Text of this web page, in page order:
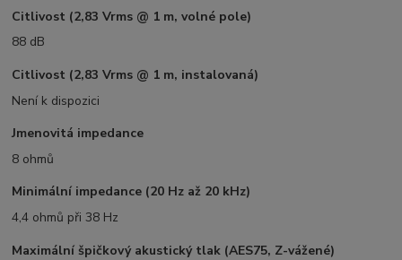
Citlivost (2,83 Vrms @ 1 m, volné pole)
88 dB
Citlivost (2,83 Vrms @ 1 m, instalovaná)
Není k dispozici
Jmenovitá impedance
8 ohmů
Minimální impedance (20 Hz až 20 kHz)
4,4 ohmů při 38 Hz
Maximální špičkový akustický tlak (AES75, Z-vážené)